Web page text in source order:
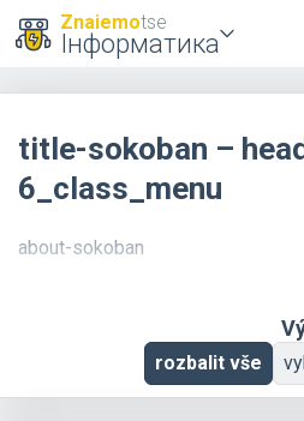
Znaiemotse
Інформатика
title-sokoban –
6_class_menu
about-sokoban
rozbalit vše